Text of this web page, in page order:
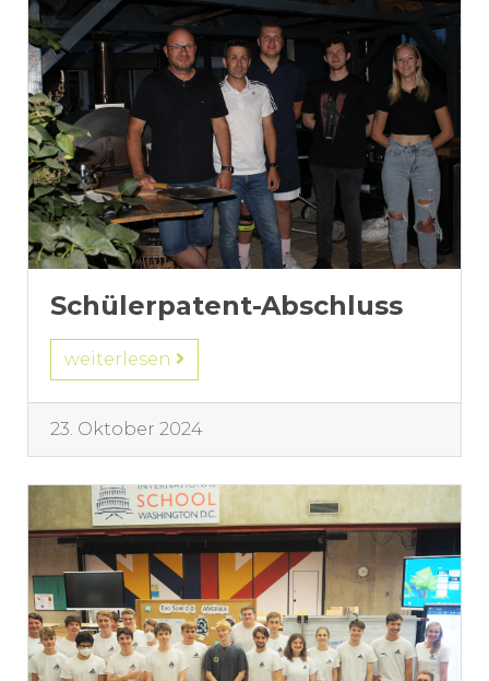
Schülerpatent-Abschluss
weiterlesen
23. Oktober 2024